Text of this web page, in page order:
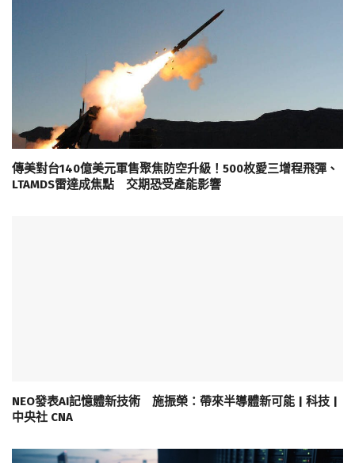
傳美對台140億美元軍售聚焦防空升級！500枚愛三增程飛彈、
LTAMDS雷達成焦點 交期恐受產能影響
NEO發表AI記憶體新技術 施振榮：帶來半導體新可能 | 科技 |
中央社 CNA